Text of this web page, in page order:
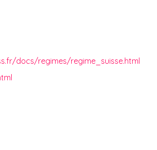
docs/regimes/regime_suisse.html